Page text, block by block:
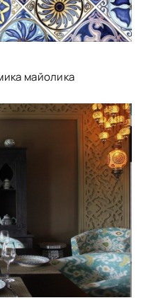
майолика